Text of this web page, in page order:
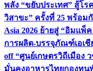
พลัง “ขยับประเทศ” สู้โร
วิสาขะ” ครั้งที่ 25 พร้อม
Asia 2026 ย้ายสู่ “อิมแพ็
การผลิต-บรรจุภัณฑ์เอเชี
off “ศูนย์เกษตรวิถีเมือง
มั่นคงอาหารไทยกองทุน